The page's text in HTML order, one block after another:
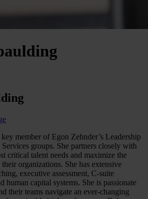
member of Egon Zehnder’s Leadership
groups. She partners closely with
critical talent needs and maximize the
organizations. She has extensive
executive assessment, C-suite
human capital systems. She is passionate
their teams navigate an ever-changing